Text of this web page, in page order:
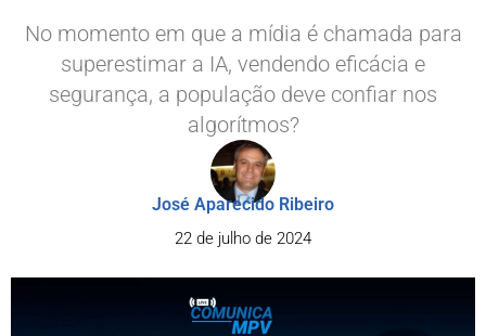
No momento em que a mídia é chamada para
superestimar a IA, vendendo eficácia e
segurança, a população deve confiar nos
algorítmos?
José Aparecido Ribeiro
22 de julho de 2024